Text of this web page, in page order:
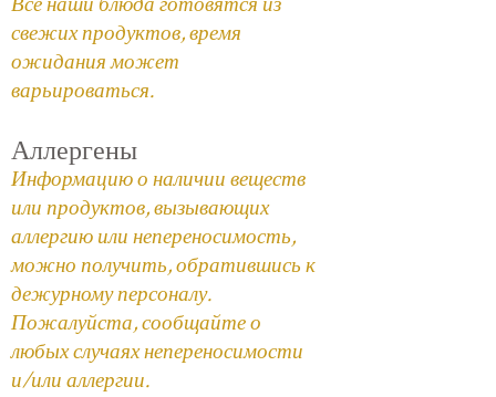
свежих продуктов, время
ожидания может
варьироваться.
Аллергены
Информацию о наличии веществ
или продуктов, вызывающих
аллергию или непереносимость,
можно получить, обратившись к
дежурному персоналу.
Пожалуйста, сообщайте о
любых случаях непереносимости
и/или аллергии.